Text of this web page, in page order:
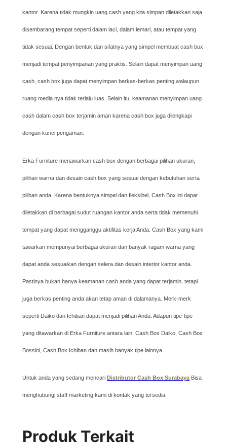
kantor. Karena tidak mungkin uang cash yang kita simpan diletakkan saja
disembarang tempat seperti dalam laci, dalam lemari, atau tempat yang
tidak sesuai. Dengan bentuk dan sifatnya yang simpel membuat cash box
menjadi tempat penyimpanan yang praktis. Selain dapat menyimpan uang
cash, cash box juga dapat menyimpan berkas-berkas penting walaupun
ruang media nya tidak terlalu luas. Selain itu, keamanan menyimpan uang
cash dalam cash box terjamin aman karena cash box juga dilengkapi
dengan kunci pengaman.
Erka Furniture menawarkan cash box dengan berbagai pilihan ukuran,
pilihan warna dan desain cash box yang sesuai dengan kebutuhan serta
pilihan anda. Karena bentuknya simpel dan fleksibel, Cash Box ini dapat
diletakkan di berbagai sudut ruangan kantor anda serta tidak memenuhi
tempat yang dapat mengganggu aktifitas kerja Anda. Cash Box yang kami
tawarkan mempunyai berbagai ukuran dan banyak ragam warna yang
dapat anda sesuaikan dengan selera dan desain interior kantor anda.
Pastinya bukan hanya keamanan cash anda yang dapat terjamin, tetapi
juga berkas penting anda akan tetap aman di dalamanya. Merk-merk
seperti Daiko dan Ichiban dapat menjadi pilihan Anda. Adapun tipe-tipe
yang ditawarkan di Erka Furniture antara lain, Cash Box Daiko, Cash Box
Bossini, Cash Box Ichiban dan masih banyak tipe lainnya.
Untuk anda yang sedang mencari Distributor Cash Box Surabaya Bisa
menghubungi staff marketing kami di kontak yang tersedia.
Produk Terkait